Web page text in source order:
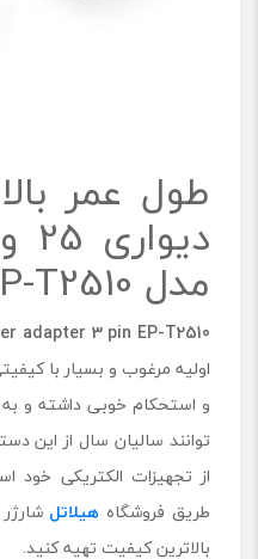
طول عمر
مدل EP-T2510
adapter 3 pin EP-T2510
اولیه مرغوب و بسیار با
و استحکام خوبی داشته و
توانند سالیان سال از این
از تجهیزات الکتریکی خود
طریق فروشگاه هیلاتل
بالاترین کیفیت تهیه کنید.